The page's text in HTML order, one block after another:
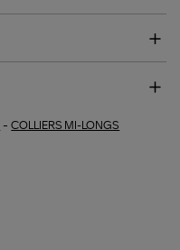
-COLLIERS MI-LONGS